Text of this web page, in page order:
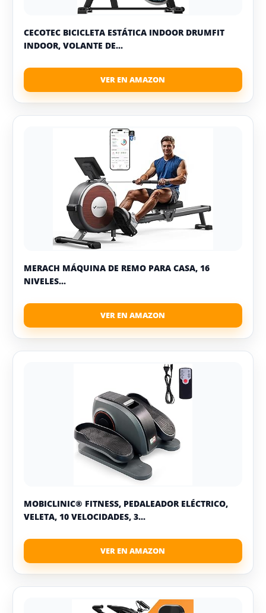
CECOTEC BICICLETA ESTÁTICA INDOOR DRUMFIT
INDOOR, VOLANTE DE...
MERACH MÁQUINA DE REMO PARA CASA, 16
NIVELES...
MOBICLINIC® FITNESS, PEDALEADOR ELÉCTRICO,
VELETA, 10 VELOCIDADES, 3...